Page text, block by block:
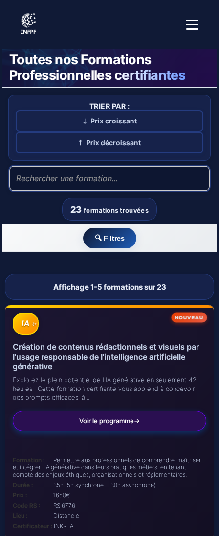
Toutes nos Formations
Professionnellescertifiantes
TRIER PAR :
Prix croissant
Prix décroissant
23 formations trouvées
🔍 Filtres
Affichage 1-5 formations sur 23
IA
Création de contenus rédactionnels et visuels par
l'usage responsable de l'intelligence artificielle
générative
Explorez le plein potentiel de l'IA générative en seulement 42
heures ! Cette formation certifiante vous apprend à concevoir
des prompts efficaces, à...
Voir le programme
Formation :
Permettre aux professionnels de comprendre, maîtriser
et intégrer l’IA générative dans leurs pratiques métiers, en tenant
compte des enjeux éthiques, organisationnels et réglementaires.
Durée :
35h (5h synchrone + 30h asynchrone)
Prix :
1650€
Code RS :
RS 6776
Lieu :
Distanciel
Certificateur : INKREA